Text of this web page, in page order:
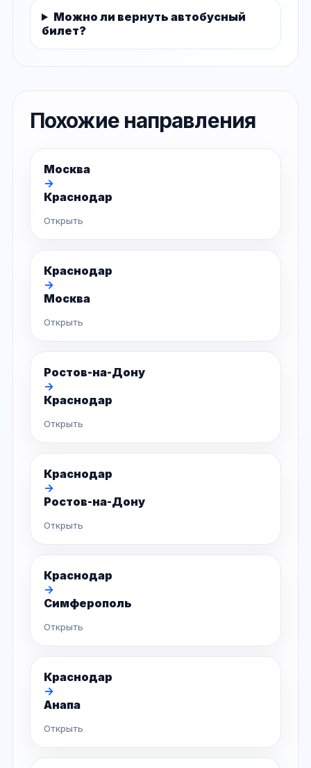
Можно ли вернуть автобусный
билет?
Похожие направления
Москва
→
Краснодар
Открыть
Краснодар
→
Москва
Открыть
Ростов-на-Дону
→
Краснодар
Открыть
Краснодар
→
Ростов-на-Дону
Открыть
Краснодар
→
Симферополь
Открыть
Краснодар
→
Анапа
Открыть